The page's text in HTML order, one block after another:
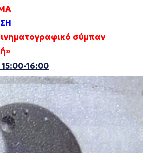
σύμπαν
16:00